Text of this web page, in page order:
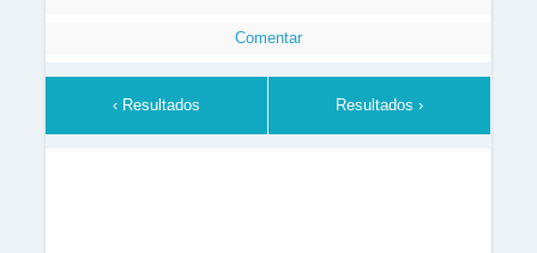
Comentar
‹ Resultados Resultados ›